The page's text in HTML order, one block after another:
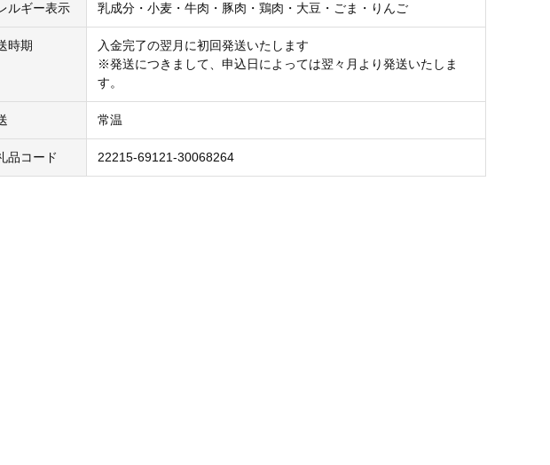
ルギー表示 乳成分・小麦・牛肉・豚肉・鶏肉・大豆・ごま・りんご
時期
入金完了の翌月に初回発送いたします
※発送につきまして、申込日によっては翌々月より発送いたしま
す。
常温
品コード 22215-69121-30068264